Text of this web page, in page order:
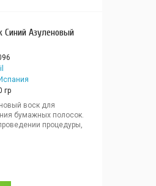
Синий Азуленовый
Испания
гр
воск для
бумажных полосок.
процедуры,